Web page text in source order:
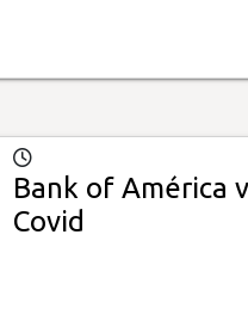
Bank of América
Covid